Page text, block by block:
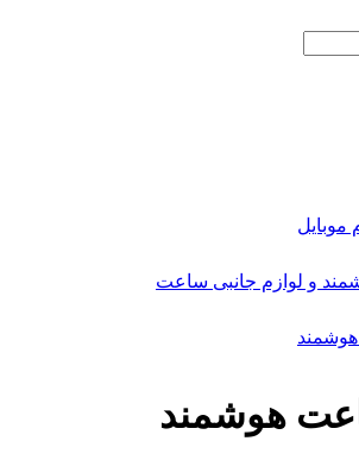
و لوازم جانبی ساعت
هوشمند